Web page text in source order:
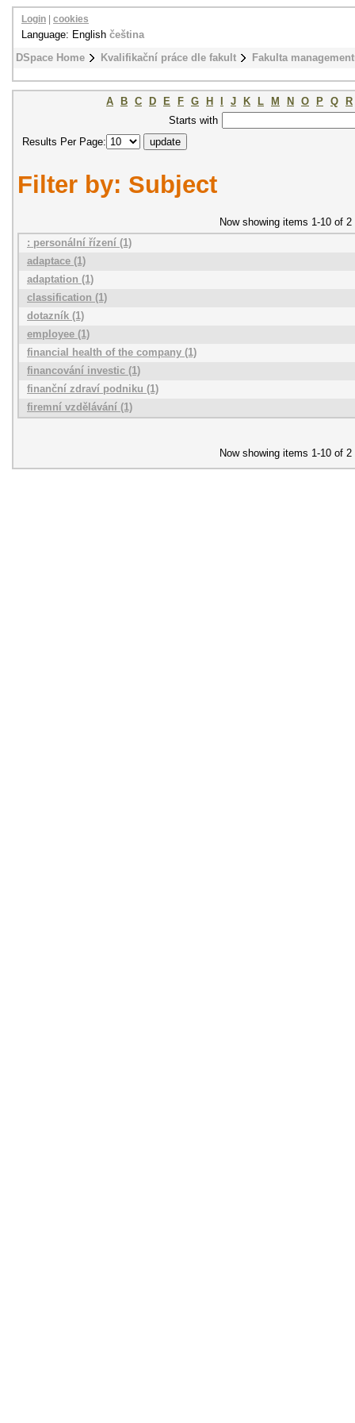
DSpace Home Kvalifikační práce dle fakult Fakulta
Login cookies
Language: English čeština
A B C D E F G H J K L M N O P Q
R
Starts with
Results Per Page:
Filter by: Subject
Now showing items 1-10 of 2
: personální řízení (1)
adaptace (1)
adaptation (1)
classification (1)
dotazník (1)
employee (1)
financial health of the company (1)
financování investic (1)
finanční zdraví podniku (1)
firemní vzdělávání (1)
Now showing items 1-10 of 2